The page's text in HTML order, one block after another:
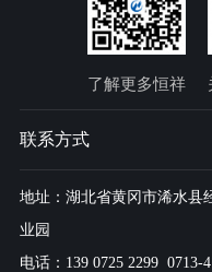
了解更多恒祥
联系方式
地址：湖北省黄冈市浠水
业园
电话：139 0725 2299 0713-